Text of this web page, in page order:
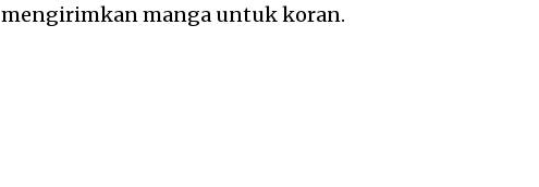
mengirimkan manga untuk koran.